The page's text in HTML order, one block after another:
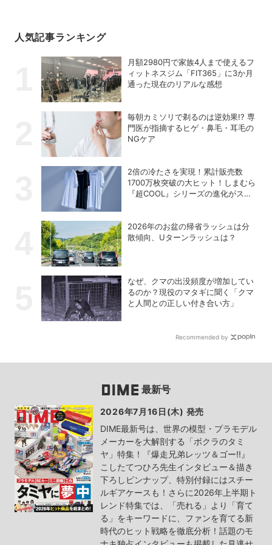
人気記事ランキング
月額2980円で家族4人まで使えるフ
ィットネスジム「FIT365」に3か月
通った現在のリアルな感想
毎朝カミソリで剃るのは逆効果!? 専
門医が指摘するヒゲ・鼻毛・耳毛の
NGケア
2倍の冷たさを実現！累計販売数
1700万枚突破の大ヒット！しまむら
『超COOL』シリーズの進化がスゴ
2026年のお盆の帰省ラッシュは分
散傾向、Uターンラッシュは？
なぜ、クマの出没頻度が増加してい
るのか？現役のマタギに聞く「クマ
と人間との正しい付き合い方」
Recommended by
最新号
2026年7月16日(木) 発売
DIME最新号は、世界の模型・プラモデル
メーカーを大解剖する「ボクラのタミ
ヤ」特集！『爆走兄弟レッツ＆ゴー!!』
こしたてつひろ先生インタビュー＆描き
下ろしピンナップ、特別付録にはスチー
ルギアケースも！さらに2026年上半期ト
レンド特集では、「売れる」より「育て
る」をキーワードに、ファンを育てる新
時代のヒット戦略を徹底分析！話題のモ